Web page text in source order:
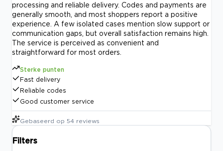
processing and reliable delivery. Codes and payments are
generally smooth, and most shoppers report a positive
experience. A few isolated cases mention slow support or
communication gaps, but overall satisfaction remains high.
The service is perceived as convenient and
straightforward for most orders.
Sterke punten
Fast delivery
Reliable codes
Good customer service
Gebaseerd op 54 reviews
Filters